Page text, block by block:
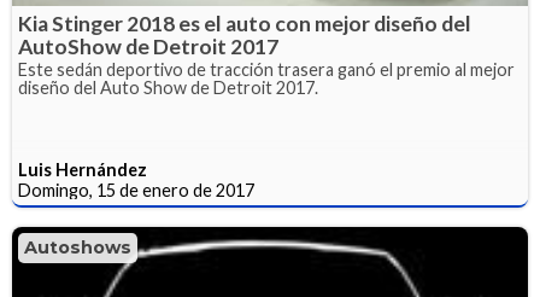
Kia Stinger 2018 es el auto con mejor diseño del
AutoShow de Detroit 2017
Este sedán deportivo de tracción trasera ganó el premio al mejor
diseño del Auto Show de Detroit 2017.
Luis Hernández
Domingo, 15 de enero de 2017
Autoshows